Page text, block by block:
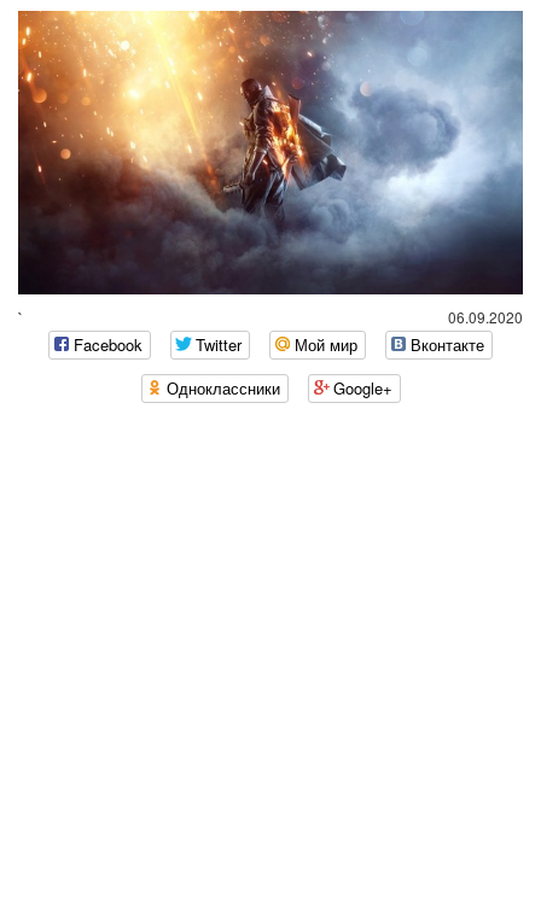
06.09.2020
`
Facebook Twitter Мой мир
Вконтакте
Одноклассники
Google+